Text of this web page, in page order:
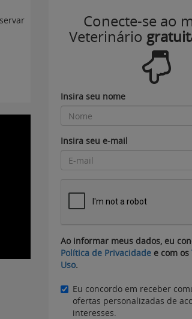
Conecte-se ao
Veterinário
Insira seu nome
Insira seu e-mail
Ao informar meus dados, eu
Política de Privacidade e com os
Uso.
Eu concordo em receber
ofertas personalizadas de
interesses.